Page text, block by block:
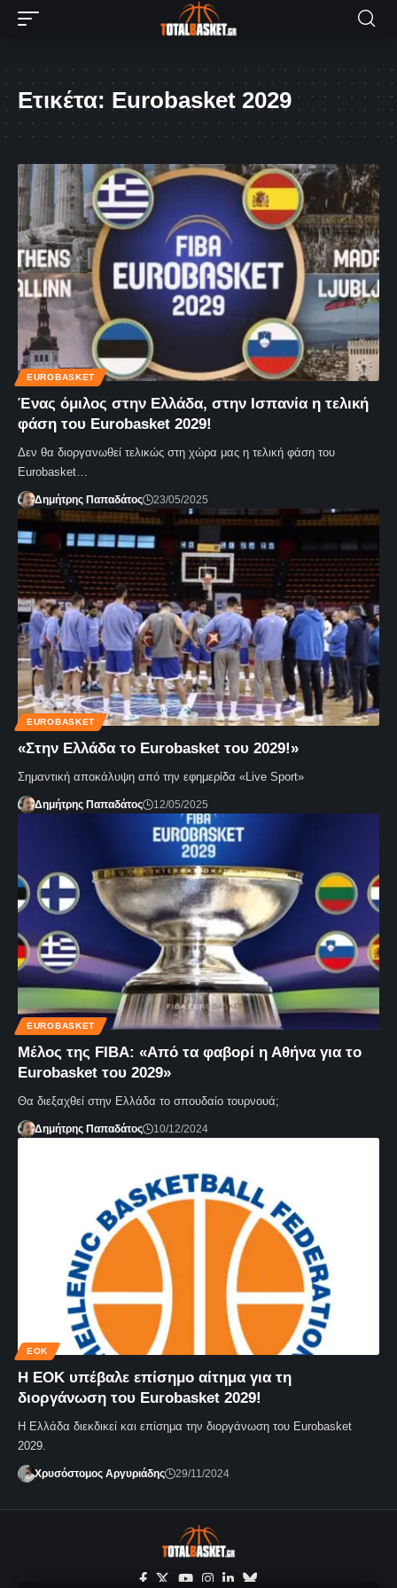
Ετικέτα: Eurobasket 2029
EUROBASKET
Ένας όμιλος στην Ελλάδα, στην Ισπανία η τελική
φάση του Eurobasket 2029!
Δεν θα διοργανωθεί τελικώς στη χώρα μας η τελική φάση του
Eurobasket…
Δημήτρης Παπαδάτος 23/05/2025
EUROBASKET
«Στην Ελλάδα το Eurobasket του 2029!»
Σημαντική αποκάλυψη από την εφημερίδα «Live Sport»
Δημήτρης Παπαδάτος 12/05/2025
EUROBASKET
Μέλος της FIBA: «Από τα φαβορί η Αθήνα για το
Eurobasket του 2029»
Θα διεξαχθεί στην Ελλάδα το σπουδαίο τουρνουά;
Δημήτρης Παπαδάτος 10/12/2024
ΕΟΚ
Η ΕΟΚ υπέβαλε επίσημο αίτημα για τη
διοργάνωση του Eurobasket 2029!
Η Ελλάδα διεκδικεί και επίσημα την διοργάνωση του Eurobasket
2029.
Χρυσόστομος Αργυριάδης 29/11/2024